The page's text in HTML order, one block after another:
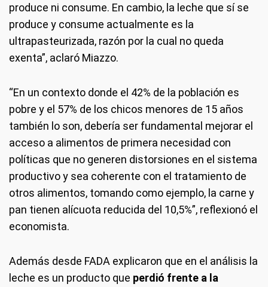
produce ni consume. En cambio, la leche que sí se
produce y consume actualmente es la
ultrapasteurizada, razón por la cual no queda
exenta”, aclaró Miazzo.
“En un contexto donde el 42% de la población es
pobre y el 57% de los chicos menores de 15 años
también lo son, debería ser fundamental mejorar el
acceso a alimentos de primera necesidad con
políticas que no generen distorsiones en el sistema
productivo y sea coherente con el tratamiento de
otros alimentos, tomando como ejemplo, la carne y
pan tienen alícuota reducida del 10,5%”, reflexionó el
economista.
Además desde FADA explicaron que en el análisis la
leche es un producto que perdió frente a la